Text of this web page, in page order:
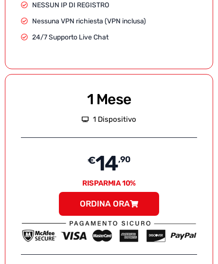
NESSUN IP DI REGISTRO
Nessuna VPN richiesta (VPN inclusa)
24/7 Supporto Live Chat
1 Mese
1 Dispositivo
€14,90
RISPARMIA 10%
ORDINA ORA